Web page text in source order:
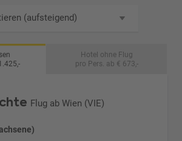
(aufsteigend)
Hotel ohne Flug
pro Pers. ab € 673,-
Flug ab Wien (VIE)